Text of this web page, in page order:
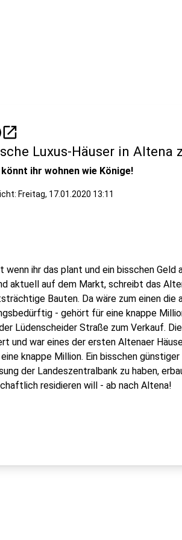
open_in_new
Luxus-Häuser in Altena
ihr wohnen wie Könige!
Freitag, 17.01.2020 13:11
wenn ihr das plant und ein bisschen
aktuell auf dem Markt, schreibt das
Bauten. Da wäre zum einen die
- gehört für eine knappe
Lüdenscheider Straße zum Verkauf.
und war eines der ersten Altenaer
knappe Million. Ein bisschen
der Landeszentralbank zu haben,
residieren will - ab nach Altena!